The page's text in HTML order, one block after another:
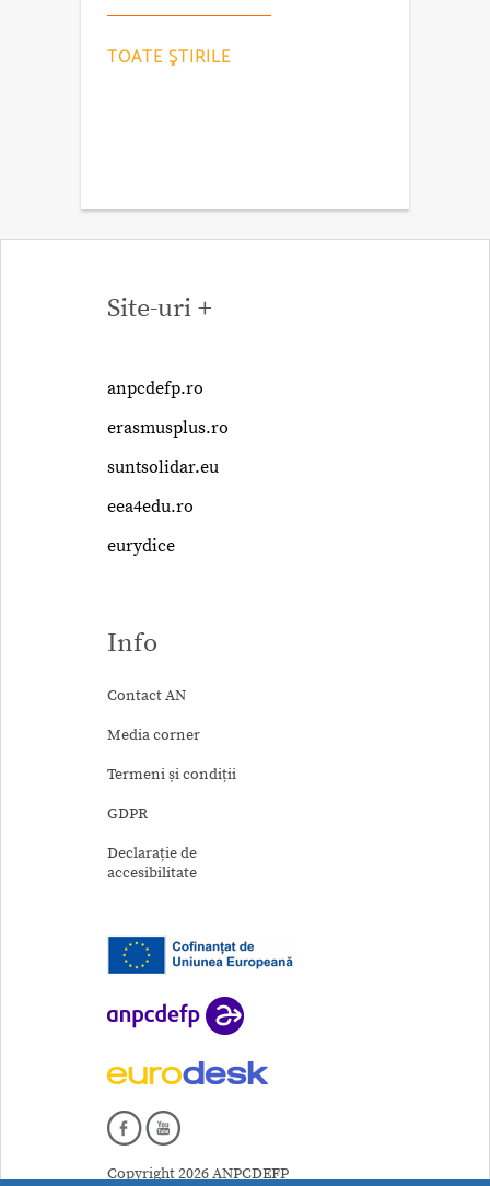
TOATE ŞTIRILE
Site-uri +
anpcdefp.ro
erasmusplus.ro
suntsolidar.eu
eea4edu.ro
eurydice
Info
Contact AN
Media corner
Termeni și condiții
GDPR
Declarație de
accesibilitate
Copyright 2026 ANPCDEFP